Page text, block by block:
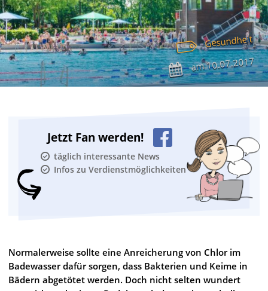
Gesundheit
am10.07.2017
Jetzt Fan werden!
täglich interessante News
Infos zu Verdienstmöglichkeiten
Normalerweise sollte eine Anreicherung von Chlor im
Badewasser dafür sorgen, dass Bakterien und Keime in
Bädern abgetötet werden. Doch nicht selten wundert